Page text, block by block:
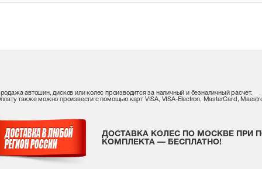
автошин, дисков или колес производится за наличный и безналичный расчет.
также можно произвести с помощью карт VISA, VISA-Electron, MasterCard,
ДОСТАВКА КОЛЕС ПО МОСКВЕ ПРИ
КОМПЛЕКТА — БЕСПЛАТНО!